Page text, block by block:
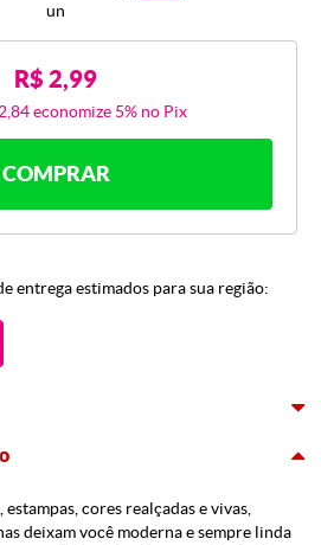
un
R$ 2,99
economize 5% no Pix
COMPRAR
entrega estimados para sua região:
cores realçadas e vivas,
deixam você moderna e sempre linda